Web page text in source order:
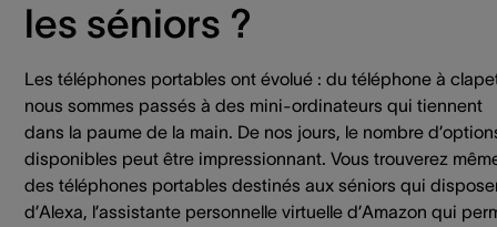
les séniors ?
Les téléphones portables ont évolué : du téléphone à
nous sommes passés à des mini-ordinateurs qui tiennent
dans la paume de la main. De nos jours, le nombre
disponibles peut être impressionnant. Vous trouverez
des téléphones portables destinés aux séniors qui
d’Alexa, l’assistante personnelle virtuelle d’Amazon qui